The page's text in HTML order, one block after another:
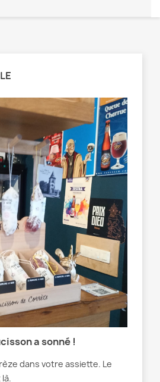
a sonné !
dans votre assiette. Le